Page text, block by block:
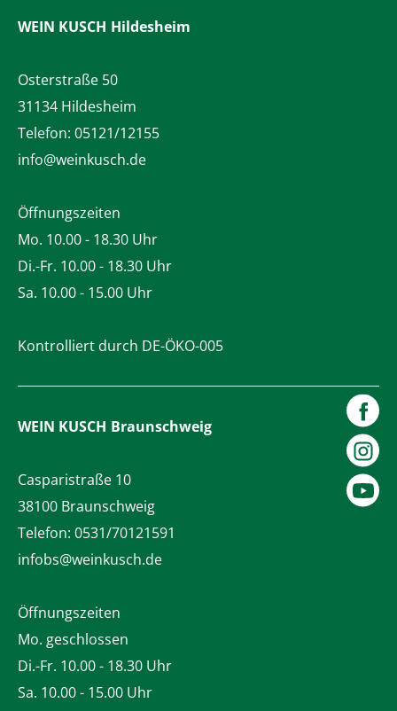
WEIN KUSCH Hildesheim
Osterstraße 50
31134 Hildesheim
Telefon: 05121/12155
info@weinkusch.de
Öffnungszeiten
Mo. 10.00 - 18.30 Uhr
Di.-Fr. 10.00 - 18.30 Uhr
Sa. 10.00 - 15.00 Uhr
Kontrolliert durch DE-ÖKO-005
WEIN KUSCH Braunschweig
Casparistraße 10
38100 Braunschweig
Telefon: 0531/70121591
infobs@weinkusch.de
Öffnungszeiten
Mo. geschlossen
Di.-Fr. 10.00 - 18.30 Uhr
Sa. 10.00 - 15.00 Uhr